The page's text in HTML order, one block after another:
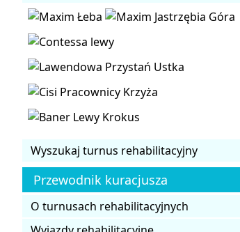
Wyszukaj turnus rehabilitacyjny
Przewodnik kuracjusza
O turnusach rehabilitacyjnych